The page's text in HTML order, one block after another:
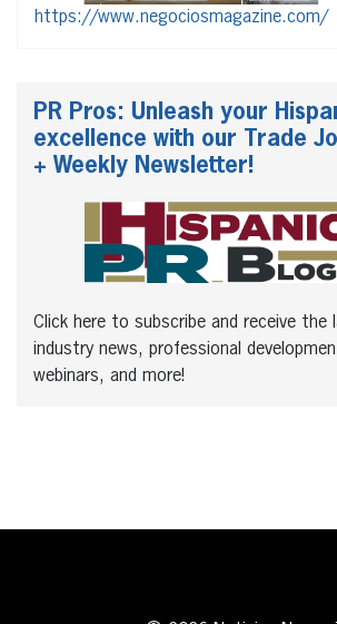
https://www.negociosmagazine.com/
PR Pros: Unleash your
excellence with our Trade
+ Weekly Newsletter!
Click here to subscribe and receive the
industry news, professional
webinars, and more!